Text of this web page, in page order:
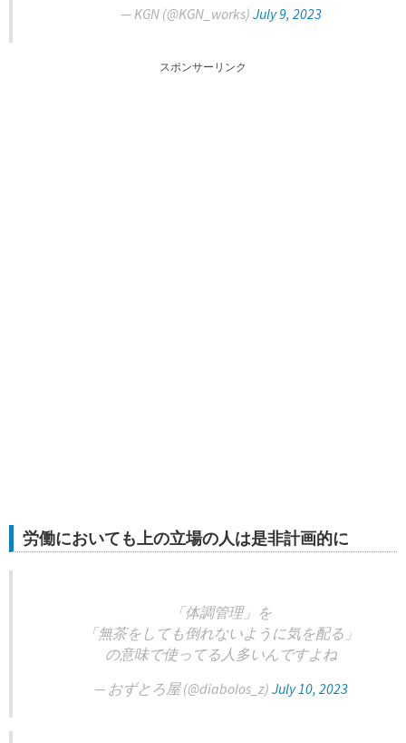
— KGN (@KGN_works) July 9, 2023
スポンサーリンク
労働においても上の立場の人は是非計画的に
「体調管理」を
「無茶をしても倒れないように気を配る」
の意味で使ってる人多いんですよね
— おずとろ屋 (@diabolos_z) July 10, 2023